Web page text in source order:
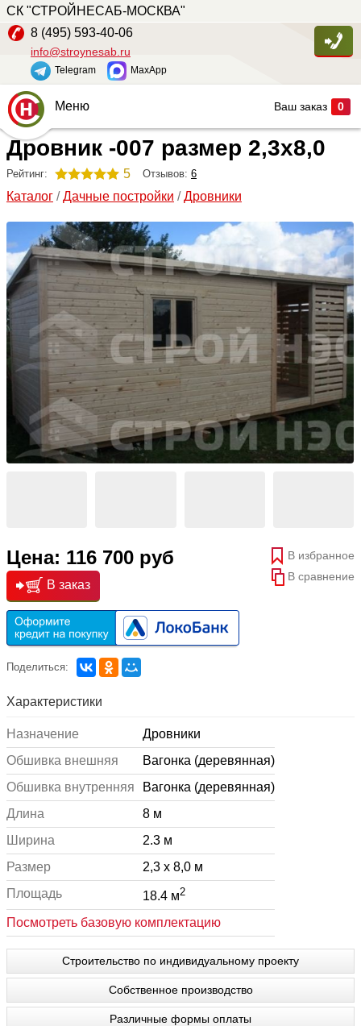
СК "СТРОЙНЕСАБ-МОСКВА"
8 (495) 593-40-06
info@stroynesab.ru
Telegram MaxApp
Ваш заказ 0
Главная
Каталог
Услуги
Наши работы
Сопутствующие товары
О компании
Контакты
Меню
Дровник -007 размер 2,3х8,0
Рейтинг: 5 Отзывов: 6
Каталог /Дачные постройки /Дровники
Цена: 116 700 руб
В избранное
В сравнение
В заказ
Поделиться:
Характеристики
Назначение
Дровники
Обшивка внешняя
Вагонка (деревянная)
Обшивка внутренняя
Вагонка (деревянная)
Длина
8 м
Ширина
2.3 м
Размер
2,3 x 8,0 м
Площадь
18.4 м2
Посмотреть базовую комплектацию
Строительство по индивидуальному проекту
Собственное производство
Различные формы оплаты